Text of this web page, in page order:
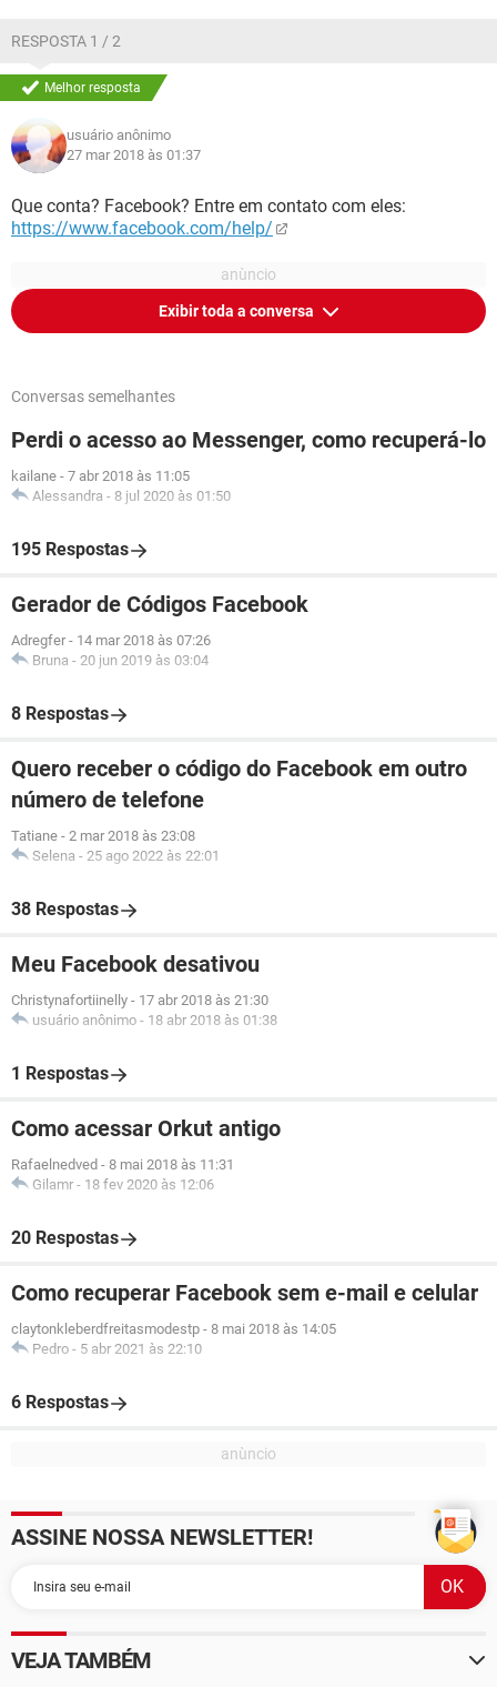
RESPOSTA 1 / 2
Melhor resposta
usuário anônimo
27 mar 2018 às 01:37
Que conta? Facebook? Entre em contato com eles:
https://www.facebook.com/help/
Exibir toda a conversa
Conversas semelhantes
Perdi o acesso ao Messenger, como recuperá-lo
kailane - 7 abr 2018 às 11:05
Alessandra - 8 jul 2020 às 01:50
195 Respostas
Gerador de Códigos Facebook
Adregfer - 14 mar 2018 às 07:26
Bruna - 20 jun 2019 às 03:04
8 Respostas
Quero receber o código do Facebook em outro
número de telefone
Tatiane - 2 mar 2018 às 23:08
Selena - 25 ago 2022 às 22:01
38 Respostas
Meu Facebook desativou
Christynafortiinelly - 17 abr 2018 às 21:30
usuário anônimo - 18 abr 2018 às 01:38
1 Respostas
Como acessar Orkut antigo
Rafaelnedved - 8 mai 2018 às 11:31
Gilamr - 18 fev 2020 às 12:06
20 Respostas
Como recuperar Facebook sem e-mail e celular
claytonkleberdfreitasmodestp - 8 mai 2018 às 14:05
Pedro - 5 abr 2021 às 22:10
6 Respostas
ASSINE NOSSA NEWSLETTER!
VEJA TAMBÉM